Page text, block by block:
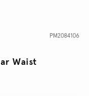
PM2084106
Waist